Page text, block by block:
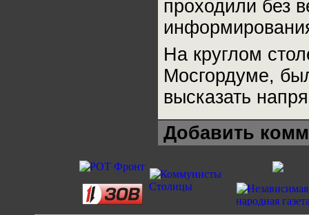
проходили без
На круглом
Мосгордуме,
высказать
Добавить